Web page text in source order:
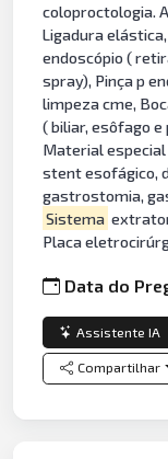
coloproctologia.
Ligadura
endoscópio (
spray), Pinça p
limpeza cme,
( biliar, esôfago e
Material
stent esofágico,
gastrostomia,
Sistema
Placa
Data do
Assistente IA
Compartilhar